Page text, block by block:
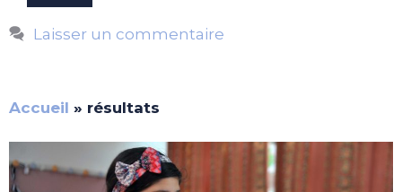
Laisser un commentaire
Accueil » résultats